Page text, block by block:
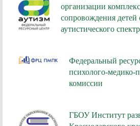
организации
сопровождения детей
аутистического
Федеральный
психолого-медико-
комиссии
ГБОУ Институт